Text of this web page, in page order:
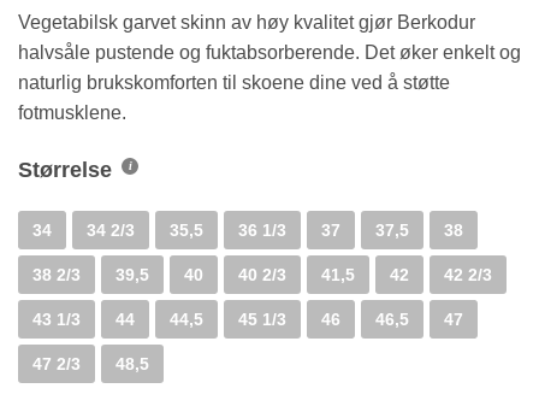
Vegetabilsk garvet skinn av høy kvalitet gjør Berkodur
halvsåle pustende og fuktabsorberende. Det øker enkelt og
naturlig brukskomforten til skoene dine ved å støtte
fotmusklene.
Størrelse
34 34 2/3 35,5 36 1/3 37 37,5 38
38 2/3 39,5 40 40 2/3 41,5 42 42 2/3
43 1/3 44 44,5 45 1/3 46 46,5 47
47 2/3 48,5